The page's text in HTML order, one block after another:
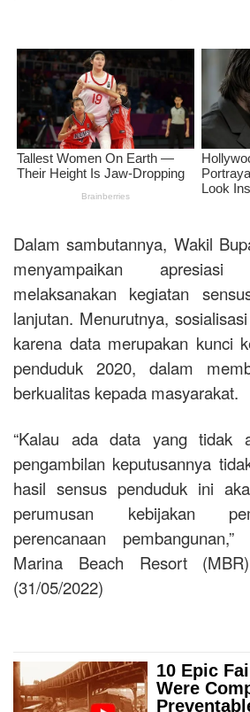
Dalam sambutannya, Wakil
menyampaikan
melaksanakan kegiatan
lanjutan. Menurutnya,
karena data merupakan kunci
penduduk 2020, dalam
berkualitas kepada masyarakat.
“Kalau ada data yang tidak
pengambilan keputusannya
hasil sensus penduduk ini
perumusan kebijakan
perencanaan
Marina Beach Resort
(31/05/2022)